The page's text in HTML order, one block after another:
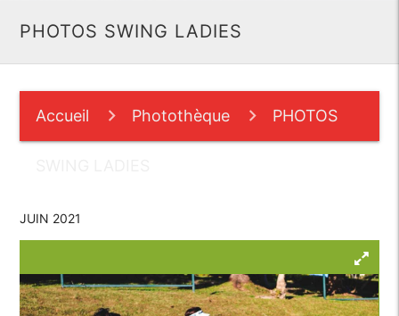
PHOTOS SWING LADIES
Accueil Photothèque PHOTOS
JUIN 2021